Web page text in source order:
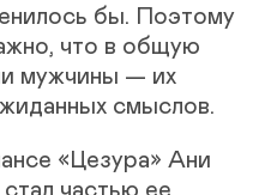
бы. Поэтому
что в общую
мужчины — их
смыслов.
«Цезура» Ани
частью ее